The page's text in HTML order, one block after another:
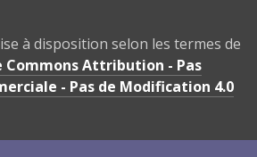
à disposition selon les termes de
Commons Attribution - Pas
- Pas de Modification 4.0